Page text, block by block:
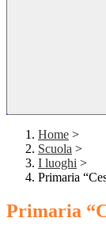
Home >
Scuola >
I luoghi >
Primaria
Primaria